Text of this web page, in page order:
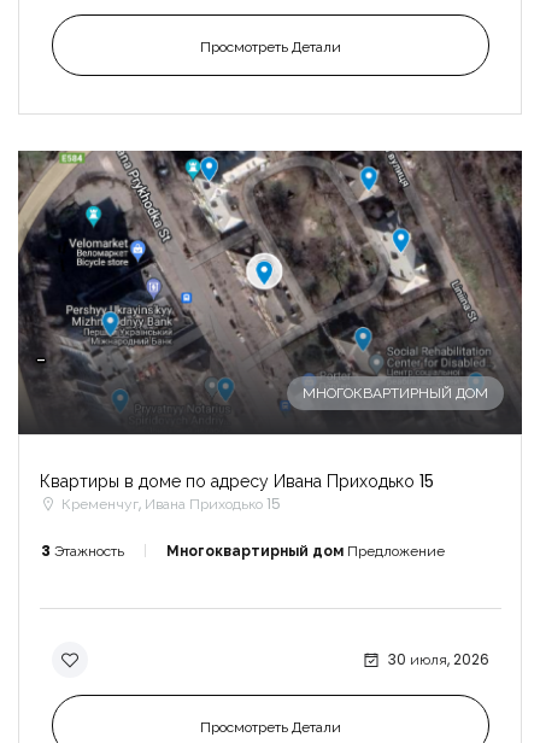
Просмотреть Детали
-
МНОГОКВАРТИРНЫЙ ДОМ
Квартиры в доме по адресу Ивана Приходько 15
Кременчуг, Ивана Приходько 15
3 Этажность Многоквартирный дом Предложение
30 июля, 2026
Просмотреть Детали